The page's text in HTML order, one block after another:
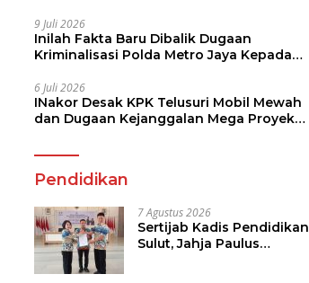
9 Juli 2026
Inilah Fakta Baru Dibalik Dugaan
Kriminalisasi Polda Metro Jaya Kepada
6 Juli 2026
INakor Desak KPK Telusuri Mobil Mewah
dan Dugaan Kejanggalan Mega Proyek
Pendidikan
7 Agustus 2026
Sertijab Kadis Pendidikan
Sulut, Jahja Paulus